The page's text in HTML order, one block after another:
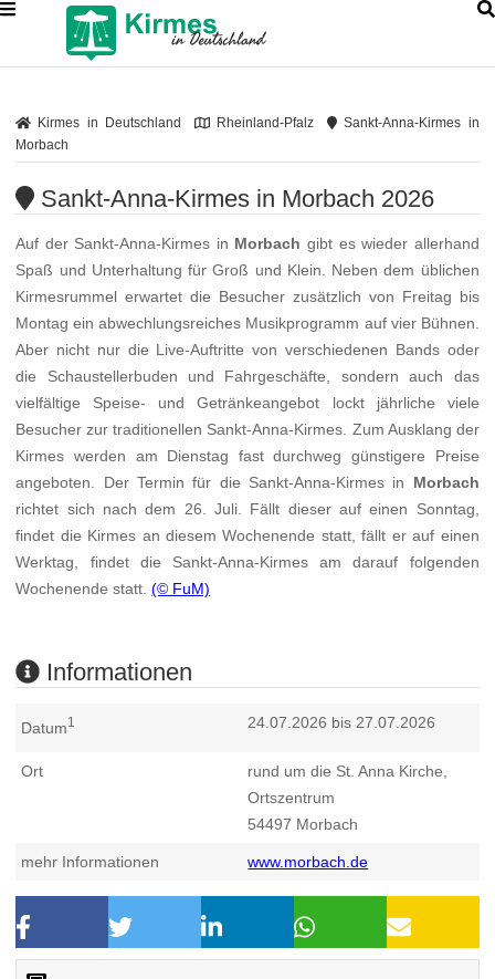
Kirmes in Deutschland Rheinland-Pfalz
Sankt-Anna-Kirmes in
Morbach
Sankt-Anna-Kirmes in Morbach 2026
Auf der Sankt-Anna-Kirmes in Morbach gibt es wieder allerhand
Spaß und Unterhaltung für Groß und Klein. Neben dem üblichen
Kirmesrummel erwartet die Besucher zusätzlich von Freitag bis
Montag ein abwechlungsreiches Musikprogramm auf vier Bühnen.
Aber nicht nur die Live-Auftritte von verschiedenen Bands oder
die Schaustellerbuden und Fahrgeschäfte, sondern auch das
vielfältige Speise- und Getränkeangebot lockt jährliche viele
Besucher zur traditionellen Sankt-Anna-Kirmes. Zum Ausklang der
Kirmes werden am Dienstag fast durchweg günstigere Preise
angeboten. Der Termin für die Sankt-Anna-Kirmes in Morbach
richtet sich nach dem 26. Juli. Fällt dieser auf einen Sonntag,
findet die Kirmes an diesem Wochenende statt, fällt er auf einen
Werktag, findet die Sankt-Anna-Kirmes am darauf folgenden
Wochenende statt.(© FuM)
Informationen
Datum1 24.07.2026 bis 27.07.2026
Ort
rund um die St. Anna Kirche,
Ortszentrum
54497 Morbach
mehr Informationen www.morbach.de